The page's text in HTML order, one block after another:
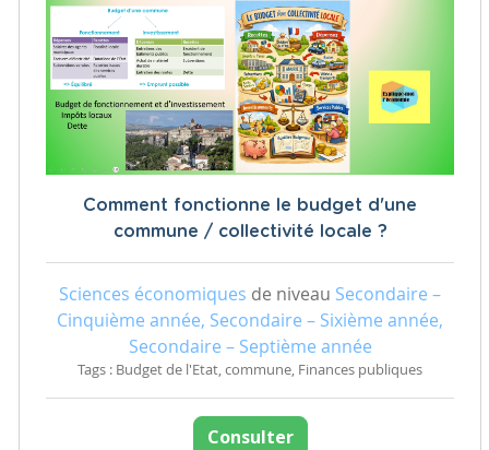
Comment fonctionne le budget d'une
commune / collectivité locale ?
Sciences économiques de niveau Secondaire –
Cinquième année, Secondaire – Sixième année,
Secondaire – Septième année
Tags : Budget de l'Etat, commune, Finances publiques
Consulter